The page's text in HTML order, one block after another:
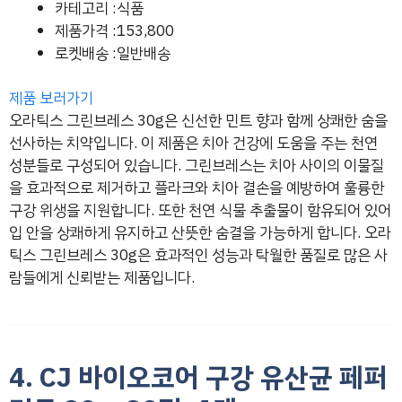
카테고리 :식품
제품가격 :153,800
로켓배송 :일반배송
제품 보러가기
오라틱스 그린브레스 30g은 신선한 민트 향과 함께 상쾌한 숨을
선사하는 치약입니다. 이 제품은 치아 건강에 도움을 주는 천연
성분들로 구성되어 있습니다. 그린브레스는 치아 사이의 이물질
을 효과적으로 제거하고 플라크와 치아 결손을 예방하여 훌륭한
구강 위생을 지원합니다. 또한 천연 식물 추출물이 함유되어 있어
입 안을 상쾌하게 유지하고 산뜻한 숨결을 가능하게 합니다. 오라
틱스 그린브레스 30g은 효과적인 성능과 탁월한 품질로 많은 사
람들에게 신뢰받는 제품입니다.
4. CJ 바이오코어 구강 유산균 페퍼